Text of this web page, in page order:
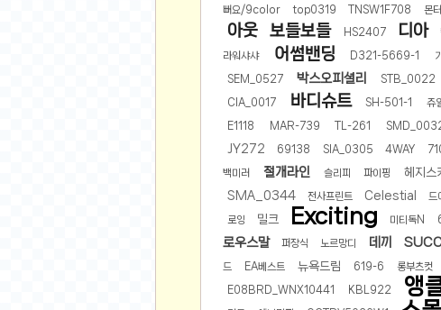
드라마
해외 가수
해외 배우
네일아트
다이어트
뻐요/9color
top0319 TNSW1F708 몬
아웃 보들보들 HS2407 디아
라워샤샤 어썸밴딩 D321-5669-1
SEM_0527 박스오피셜리 STB_0022
CIA_0017 바디슈트 SH-501-1 쥬
E1118 MAR-739 TL-261
JY272 69138 SIA_0305 4WAY
백미러 절개라인 슬리피 파이핑 헤지스
SMA_0344
전사프린트 Celestial 드
로잉 밀크 Exciting 미티독N
로우스말
퍼장식 노르망디 데끼
드 EA베스트 뉴욕드림 619-6 롱부츠컷
E08BRD_WNX10441 KBL922 앵